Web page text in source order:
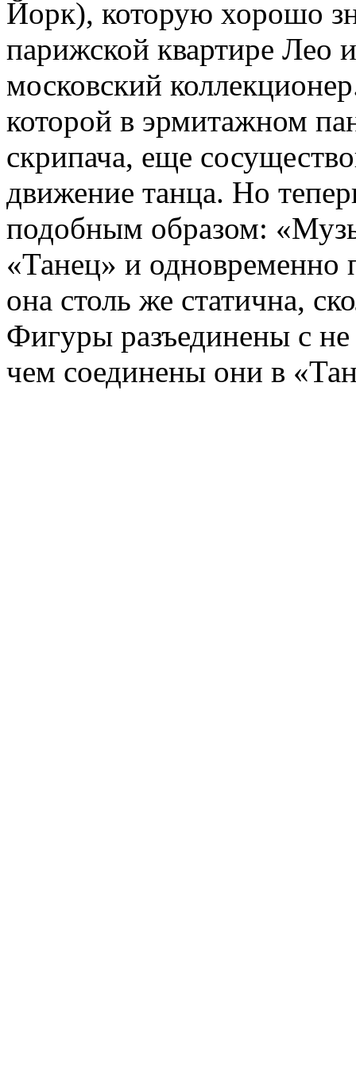
Йорк), которую хорошо
парижской квартире Лео
московский
которой в эрмитажном
скрипача, еще
движение танца. Но
подобным образом:
«Танец» и одновременно
она столь же статична,
Фигуры разъединены с
чем соединены они в